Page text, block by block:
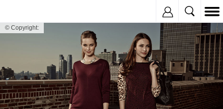
© Copyright: